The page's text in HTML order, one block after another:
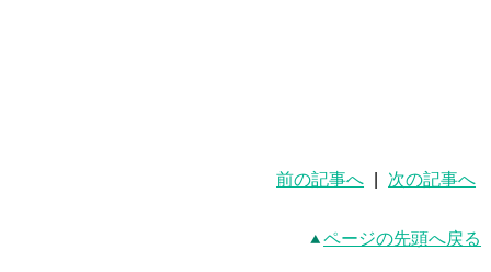
前の記事へ 次の記事へ
ページの先頭へ戻る